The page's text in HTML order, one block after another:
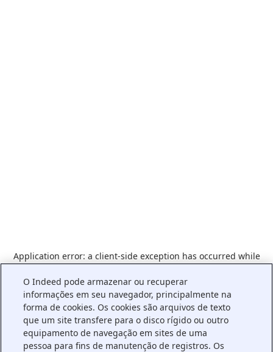
Application error: a client-side exception has occurred while
information).
O Indeed pode armazenar ou recuperar
informações em seu navegador, principalmente na
forma de cookies. Os cookies são arquivos de texto
que um site transfere para o disco rígido ou outro
equipamento de navegação em sites de uma
pessoa para fins de manutenção de registros. Os